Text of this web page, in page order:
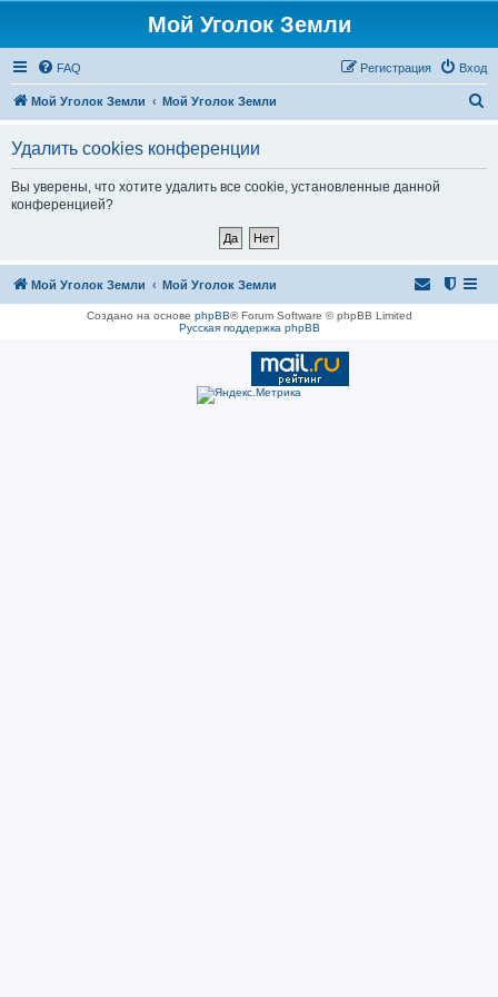
Мой Уголок Земли
FAQ Вход
Регистрация
Мой Уголок Земли Мой Уголок Земли
Удалить cookies конференции
Вы уверены, что хотите удалить все cookie, установленные данной
конференцией?
Мой Уголок Земли Мой Уголок Земли
Создано на основе phpBB® Forum Software © phpBB Limited
Русская поддержка phpBB